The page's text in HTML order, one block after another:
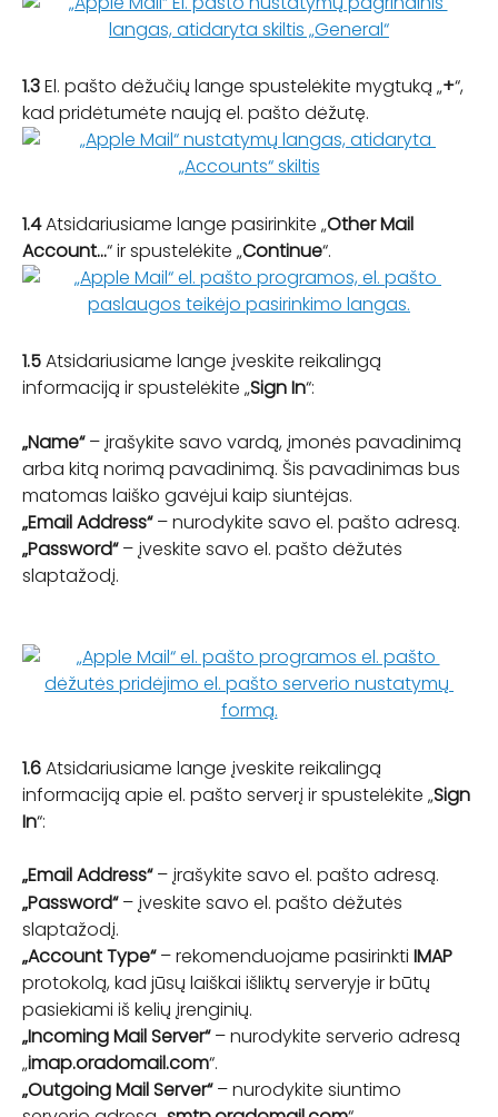
1.3 El. pašto dėžučių lange spustelėkite mygtuką „+“,
kad pridėtumėte naują el. pašto dėžutę.
1.4 Atsidariusiame lange pasirinkite „Other Mail
Account…“ ir spustelėkite „Continue“.
1.5 Atsidariusiame lange įveskite reikalingą
informaciją ir spustelėkite „Sign In“:
„Name“ – įrašykite savo vardą, įmonės pavadinimą
arba kitą norimą pavadinimą. Šis pavadinimas bus
matomas laiško gavėjui kaip siuntėjas.
„Email Address“ – nurodykite savo el. pašto adresą.
„Password“ – įveskite savo el. pašto dėžutės
slaptažodį.
1.6 Atsidariusiame lange įveskite reikalingą
informaciją apie el. pašto serverį ir spustelėkite „Sign
In“:
„Email Address“ – įrašykite savo el. pašto adresą.
„Password“ – įveskite savo el. pašto dėžutės
slaptažodį.
„Account Type“ – rekomenduojame pasirinkti IMAP
protokolą, kad jūsų laiškai išliktų serveryje ir būtų
pasiekiami iš kelių įrenginių.
„Incoming Mail Server“ – nurodykite serverio adresą
„imap.oradomail.com“.
„Outgoing Mail Server“ – nurodykite siuntimo